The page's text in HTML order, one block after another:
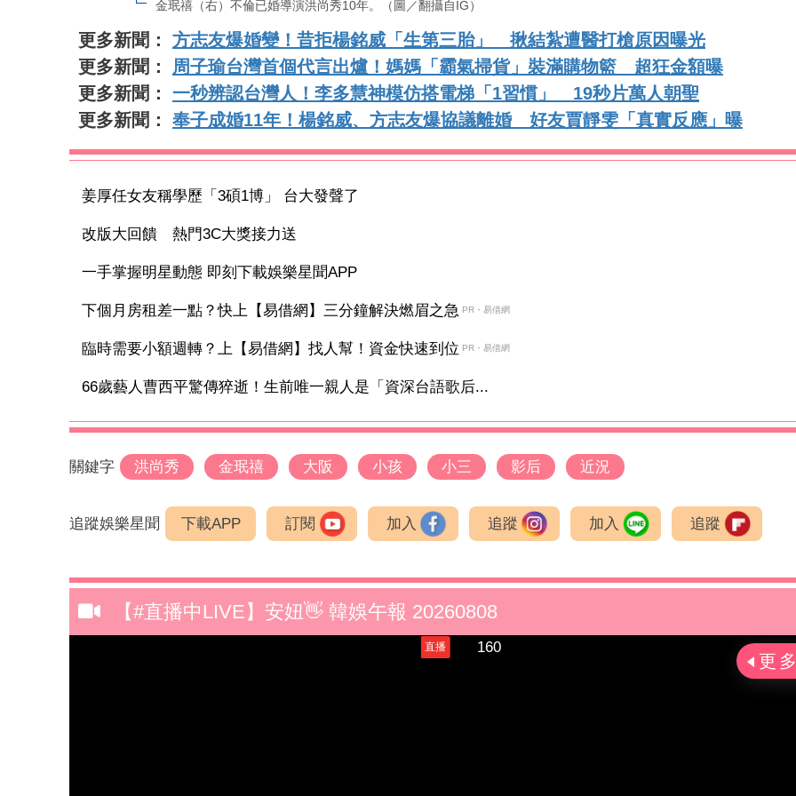
金珉禧（右）不倫已婚導演洪尚秀10年。（圖／翻攝自IG）
更多新聞： 方志友爆婚變！昔拒楊銘威「生第三胎」 揪結紮遭醫打槍原因曝光
更多新聞： 周子瑜台灣首個代言出爐！媽媽「霸氣掃貨」裝滿購物籃 超狂金額曝
更多新聞： 一秒辨認台灣人！李多慧神模仿搭電梯「1習慣」 19秒片萬人朝聖
更多新聞： 奉子成婚11年！楊銘威、方志友爆協議離婚 好友賈靜雯「真實反應」曝
姜厚任女友稱學歷「3碩1博」 台大發聲了
改版大回饋 熱門3C大獎接力送
一手掌握明星動態 即刻下載娛樂星聞APP
下個月房租差一點？快上【易借網】三分鐘解決燃眉之急 PR・易借網
臨時需要小額週轉？上【易借網】找人幫！資金快速到位 PR・易借網
66歲藝人曹西平驚傳猝逝！生前唯一親人是「資深台語歌后...
關鍵字 洪尚秀 金珉禧 大阪 小孩 小三 影后 近況
追蹤娛樂星聞 下載APP 訂閱 加入 追蹤 加入 追蹤
【#直播中LIVE】安妞👋 韓娛午報 20260808